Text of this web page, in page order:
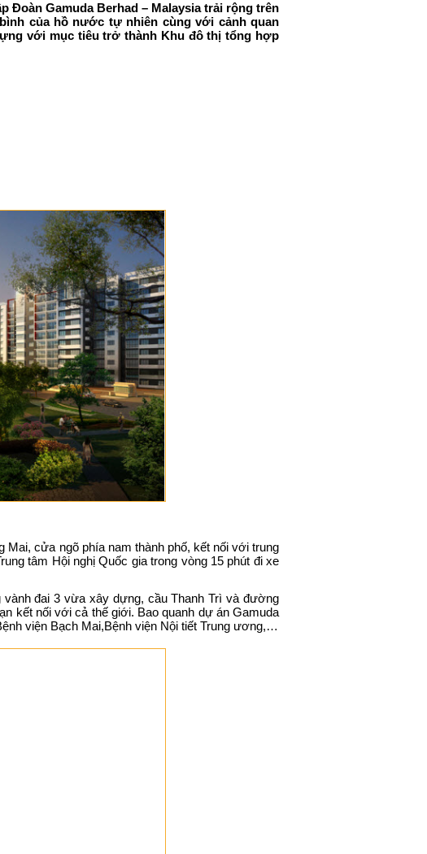
Đoàn Gamuda Berhad – Malaysia trải rộng trên
của hồ nước tự nhiên cùng với cảnh quan
với mục tiêu trở thành Khu đô thị tổng hợp
cửa ngõ phía nam thành phố, kết nối với trung
tâm Hội nghị Quốc gia trong vòng 15 phút đi xe
đai 3 vừa xây dựng, cầu Thanh Trì và đường
kết nối với cả thế giới. Bao quanh dự án Gamuda
viện Bạch Mai,Bệnh viện Nội tiết Trung ương,…